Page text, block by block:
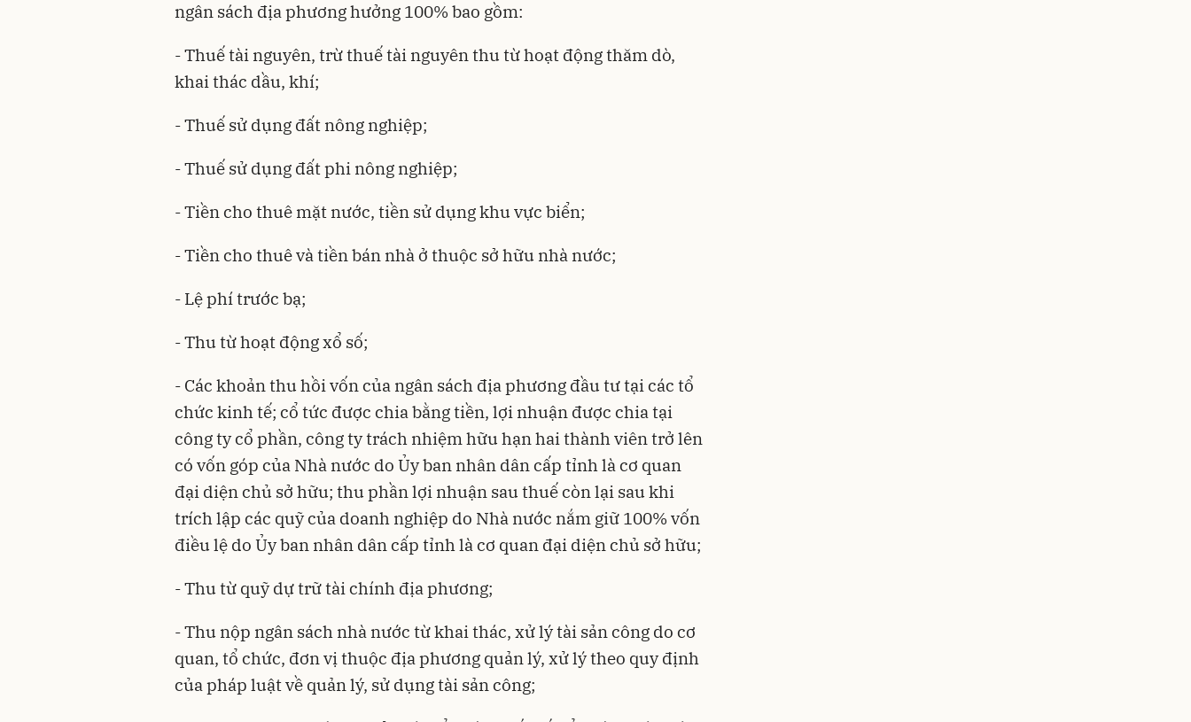
ngân sách địa phương hưởng 100% bao gồm:
- Thuế tài nguyên, trừ thuế tài nguyên thu từ hoạt động thăm dò,
khai thác dầu, khí;
- Thuế sử dụng đất nông nghiệp;
- Thuế sử dụng đất phi nông nghiệp;
- Tiền cho thuê mặt nước, tiền sử dụng khu vực biển;
- Tiền cho thuê và tiền bán nhà ở thuộc sở hữu nhà nước;
- Lệ phí trước bạ;
- Thu từ hoạt động xổ số;
- Các khoản thu hồi vốn của ngân sách địa phương đầu tư tại các tổ
chức kinh tế; cổ tức được chia bằng tiền, lợi nhuận được chia tại
công ty cổ phần, công ty trách nhiệm hữu hạn hai thành viên trở lên
có vốn góp của Nhà nước do Ủy ban nhân dân cấp tỉnh là cơ quan
đại diện chủ sở hữu; thu phần lợi nhuận sau thuế còn lại sau khi
trích lập các quỹ của doanh nghiệp do Nhà nước nắm giữ 100% vốn
điều lệ do Ủy ban nhân dân cấp tỉnh là cơ quan đại diện chủ sở hữu;
- Thu từ quỹ dự trữ tài chính địa phương;
- Thu nộp ngân sách nhà nước từ khai thác, xử lý tài sản công do cơ
quan, tổ chức, đơn vị thuộc địa phương quản lý, xử lý theo quy định
của pháp luật về quản lý, sử dụng tài sản công;